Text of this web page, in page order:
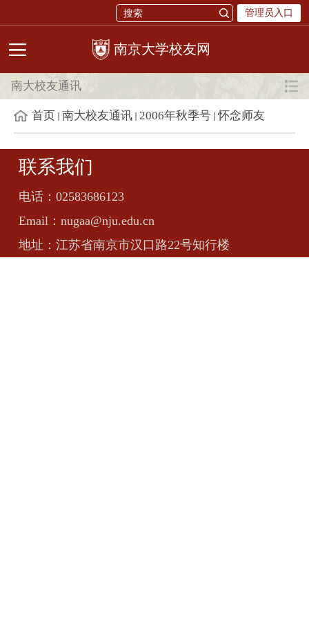
管理员入口
校友网
南大校友通讯
首页 南大校友通讯 2006年秋季号 怀念师友
联系我们
电话： 02583686123
Email： nugaa@nju.edu.cn
地址： 江苏省南京市汉口路22号知行楼